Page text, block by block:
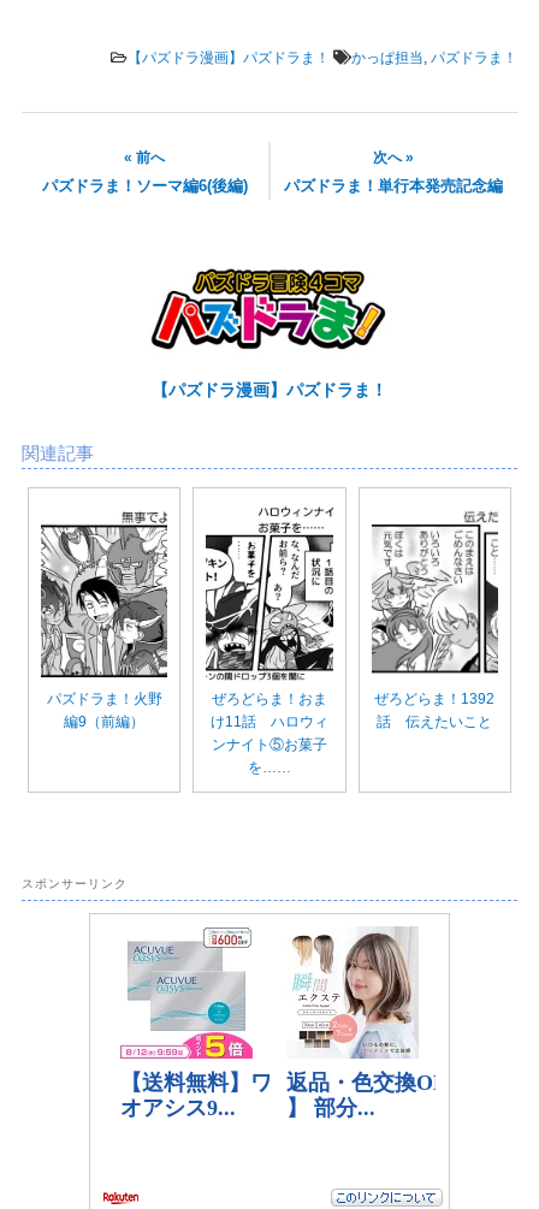
【パズドラ漫画】パズドラま！ かっぱ担当,パズドラま！
« 前へ
パズドラま！ソーマ編6(後編)
次へ »
パズドラま！単行本発売記念編
【パズドラ漫画】パズドラま！
関連記事
パズドラま！火野
編9（前編）
ぜろどらま！おま
け11話 ハロウィ
ンナイト⑤お菓子
を……
ぜろどらま！1392
話 伝えたいこと
スポンサーリンク